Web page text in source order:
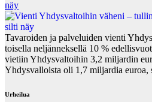
näy
Tavaroiden ja palveluiden vienti
toisella neljänneksellä 10 %
vietiin Yhdysvaltoihin 3,2 miljardin
Yhdysvalloista oli 1,7 miljardia euroa,
Urheilua